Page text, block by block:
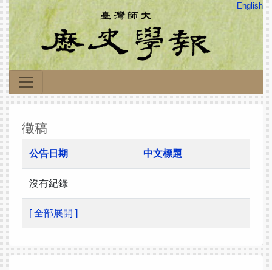
English
徵稿
公告日期 中文標題
沒有紀錄
[ 全部展開 ]